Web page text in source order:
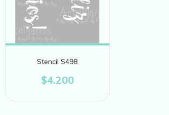
Stencil S498
$4.200